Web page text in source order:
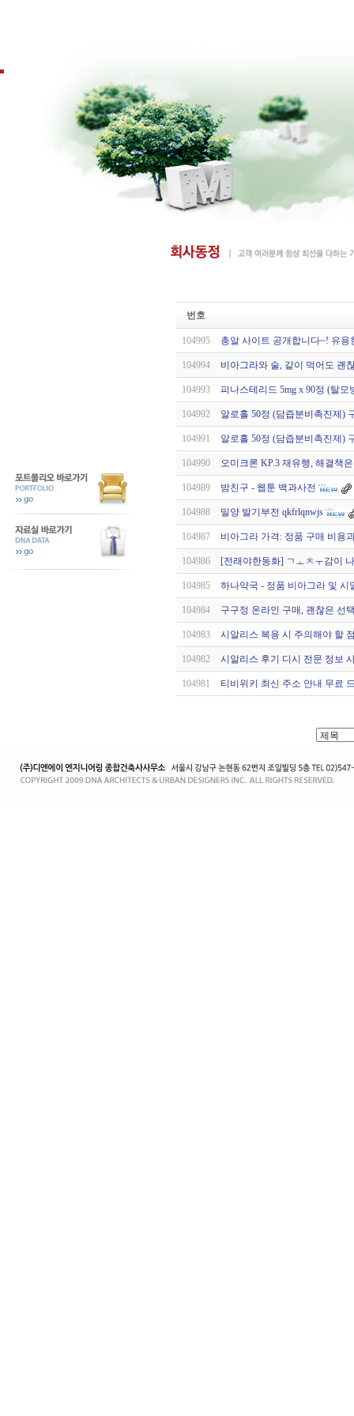
번호
104995 총알 사이트 공개합니다~! 유
104994 비아그라와 술, 같이 먹어도 괜
104993 피나스테리드 5mg x 90정 (탈
104992 알로홀 50정 (담즙분비촉진제)
104991 알로홀 50정 (담즙분비촉진제)
104990 오미크론 KP.3 재유행, 해결책
104989 밤친구 - 웹툰 백과사전
104988 밀양 발기부전 qkfrlqnwjs
104987 비아그라 가격: 정품 구매 비용
104986 [전래야한동화] ㅤㄱㅗㅊㅜ감이
104985 하나약국 - 정품 비아그라 및 시
104984 구구정 온라인 구매, 괜찮은 선
104983 시알리스 복용 시 주의해야 할
104982 시알리스 후기 디시 전문 정보
104981 티비위키 최신 주소 안내 무료